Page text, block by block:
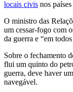
locais civis nos
O ministro das
um cessar-fogo com
da guerra e “em
Sobre o fechamento
flui um quinto do
guerra, deve haver
navegável.